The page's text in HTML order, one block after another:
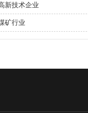
新技术企业
矿行业